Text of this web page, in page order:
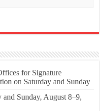
for Signature
on Saturday and Sunday
and Sunday, August 8–9,